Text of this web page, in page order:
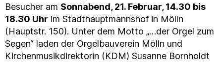
Besucher am Sonnabend, 21. Februar, 14.30 bis
18.30 Uhr im Stadthauptmannshof in Mölln
(Hauptstr. 150). Unter dem Motto „…der Orgel zum
Segen“ laden der Orgelbauverein Mölln und
Kirchenmusikdirektorin (KDM) Susanne Bornholdt